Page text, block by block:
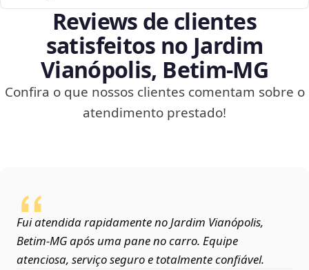
Reviews de clientes
satisfeitos no Jardim
Vianópolis, Betim‑MG
Confira o que nossos clientes comentam sobre o
atendimento prestado!
Fui atendida rapidamente no Jardim Vianópolis,
Betim‑MG após uma pane no carro. Equipe
atenciosa, serviço seguro e totalmente confiável.